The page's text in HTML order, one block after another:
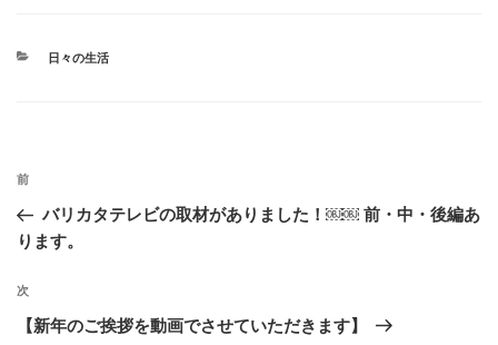
e
er
カ
日々の生活
投
ナ
ゲ
ー
過
去
の
稿
前
バリカタテレビの取材がありました！￼￼ 前・中・後編あ
ります。
次
の
次
【新年のご挨拶を動画でさせていただきます】